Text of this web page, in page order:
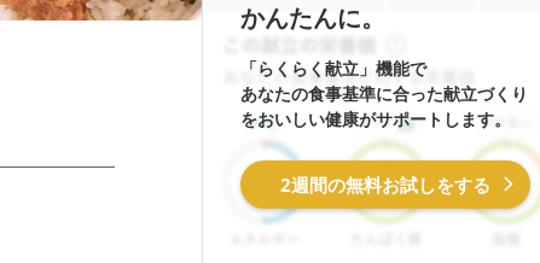
かんたんに。
「らくらく献立」機能で
あなたの食事基準に合った献立づくり
をおいしい健康がサポートします。
2週間の無料お試しをする